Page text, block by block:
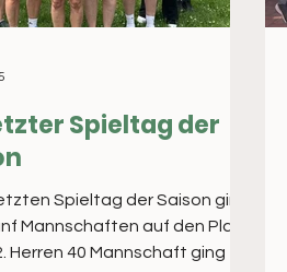
Spieltag der
Spieltag der Saison ging
auf den Platz,
Herren 40 Mannschaft ging es